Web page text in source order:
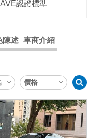
認證標準
陳述 車商介紹